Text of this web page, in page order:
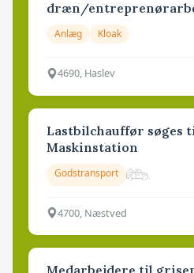
dræn/
Anlæg Kloak
4690, Haslev
Lastbilchauffør søges
Maskinstation
Godstransport
4700, Næstved
Medarbejdere til